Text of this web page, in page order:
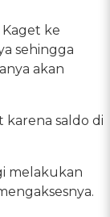
Kaget ke
sehingga
akan
saldo di
melakukan